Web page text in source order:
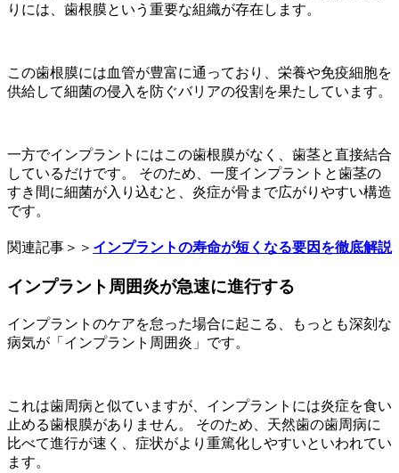
りには、歯根膜という重要な組織が存在します。
この歯根膜には血管が豊富に通っており、栄養や免疫細胞を
供給して細菌の侵入を防ぐバリアの役割を果たしています。
一方でインプラントにはこの歯根膜がなく、歯茎と直接結合
しているだけです。 そのため、一度インプラントと歯茎の
すき間に細菌が入り込むと、炎症が骨まで広がりやすい構造
です。
関連記事＞＞ インプラントの寿命が短くなる要因を徹底解説
インプラント周囲炎が急速に進行する
インプラントのケアを怠った場合に起こる、もっとも深刻な
病気が「インプラント周囲炎」です。
これは歯周病と似ていますが、インプラントには炎症を食い
止める歯根膜がありません。 そのため、天然歯の歯周病に
比べて進行が速く、症状がより重篤化しやすいといわれてい
ます。